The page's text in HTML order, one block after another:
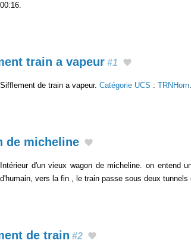
00:16.
train a vapeur #1
Sifflement de train a vapeur. Catégorie UCS : TRNHorn
de micheline
Intérieur d'un vieux wagon de micheline. on entend
d'humain, vers la fin , le train passe sous deux tunnels
de train #2